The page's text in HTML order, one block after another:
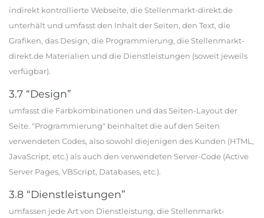
indirekt kontrollierte Webseite, die Stellenmarkt-direkt.de
unterhält und umfasst den Inhalt der Seiten, den Text, die
Grafiken, das Design, die Programmierung, die Stellenmarkt-
direkt.de Materialien und die Dienstleistungen (soweit jeweils
verfügbar).
3.7 “Design”
umfasst die Farbkombinationen und das Seiten-Layout der
Seite. "Programmierung" beinhaltet die auf den Seiten
verwendeten Codes, also sowohl diejenigen des Kunden (HTML,
JavaScript, etc.) als auch den verwendeten Server-Code (Active
Server Pages, VBScript, Databases, etc.).
3.8 “Dienstleistungen”
umfassen jede Art von Dienstleistung, die Stellenmarkt-